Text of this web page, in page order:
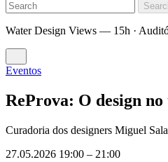
Water Design Views — 15h ·
Eventos
ReProva: O design
Curadoria dos designers Miguel
27.05.2026 19:00 – 21:00